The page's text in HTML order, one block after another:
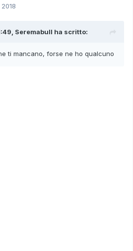
Seremabull ha scritto:
ti mancano, forse ne ho qualcuno